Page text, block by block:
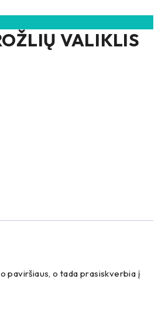
VALIKLIS
paviršiaus, o tada prasiskverbia į